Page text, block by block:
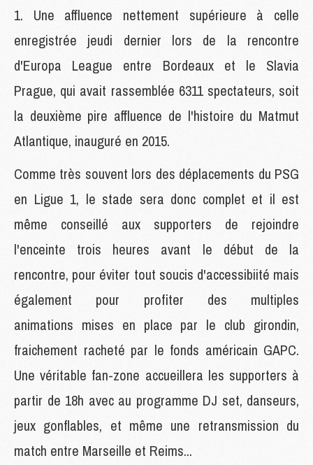
1. Une affluence nettement supérieure à celle
enregistrée jeudi dernier lors de la rencontre
d'Europa League entre Bordeaux et le Slavia
Prague, qui avait rassemblée 6311 spectateurs, soit
la deuxième pire affluence de l'histoire du Matmut
Atlantique, inauguré en 2015.
Comme très souvent lors des déplacements du PSG
en Ligue 1, le stade sera donc complet et il est
même conseillé aux supporters de rejoindre
l'enceinte trois heures avant le début de la
rencontre, pour éviter tout soucis d'accessibiité mais
également pour profiter des multiples
animations mises en place par le club girondin,
fraichement racheté par le fonds américain GAPC.
Une véritable fan-zone accueillera les supporters à
partir de 18h avec au programme DJ set, danseurs,
jeux gonflables, et même une retransmission du
match entre Marseille et Reims...